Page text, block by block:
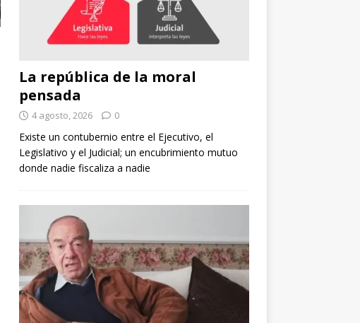
La república de la moral
pensada
4 agosto, 2026 0
Existe un contubernio entre el Ejecutivo, el
Legislativo y el Judicial; un encubrimiento mutuo
donde nadie fiscaliza a nadie